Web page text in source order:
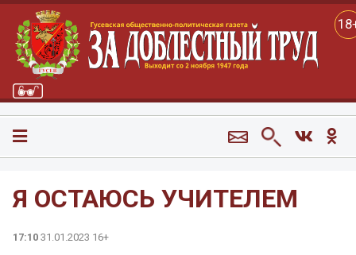
Я ОСТАЮСЬ УЧИТЕЛЕМ
17:10 31.01.2023 16+